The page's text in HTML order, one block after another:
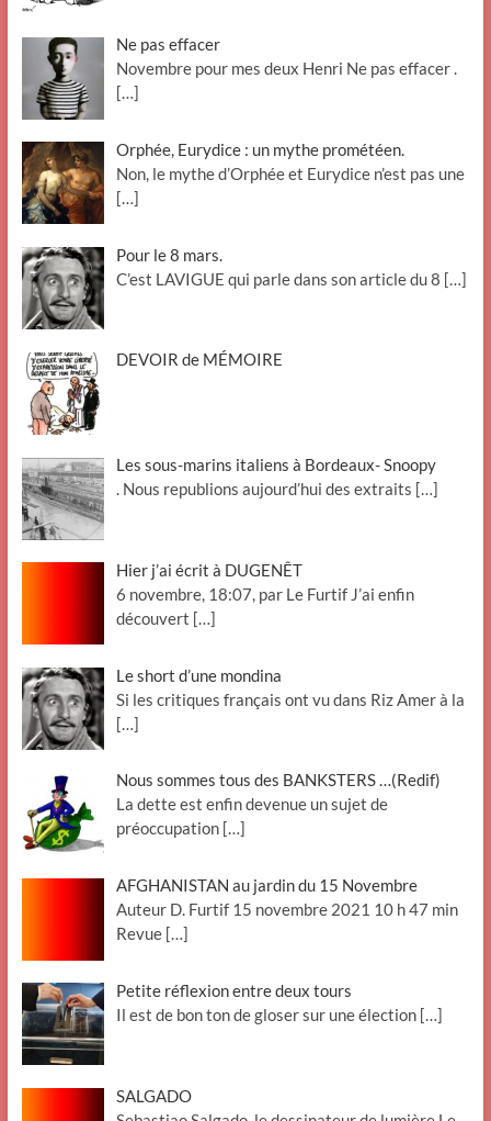
Ne pas effacer
Novembre pour mes deux Henri Ne pas effacer .
[…]
Orphée, Eurydice : un mythe prométéen.
Non, le mythe d’Orphée et Eurydice n’est pas une
[…]
Pour le 8 mars.
C’est LAVIGUE qui parle dans son article du 8 […]
DEVOIR de MÉMOIRE
Les sous-marins italiens à Bordeaux- Snoopy
. Nous republions aujourd’hui des extraits […]
Hier j’ai écrit à DUGENÊT
6 novembre, 18:07, par Le Furtif J’ai enfin
découvert […]
Le short d’une mondina
Si les critiques français ont vu dans Riz Amer à la
[…]
Nous sommes tous des BANKSTERS …(Redif)
La dette est enfin devenue un sujet de
préoccupation […]
AFGHANISTAN au jardin du 15 Novembre
Auteur D. Furtif 15 novembre 2021 10 h 47 min
Revue […]
Petite réflexion entre deux tours
Il est de bon ton de gloser sur une élection […]
SALGADO